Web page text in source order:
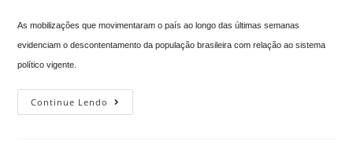
As mobilizações que movimentaram o país ao longo das últimas semanas
evidenciam o descontentamento da população brasileira com relação ao sistema
político vigente.
Continue Lendo